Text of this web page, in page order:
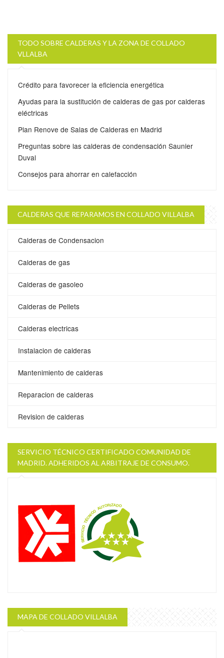
TODO SOBRE CALDERAS Y LA ZONA DE COLLADO
VLLALBA
Crédito para favorecer la eficiencia energética
Ayudas para la sustitución de calderas de gas por calderas
eléctricas
Plan Renove de Salas de Calderas en Madrid
Preguntas sobre las calderas de condensación Saunier
Duval
Consejos para ahorrar en calefacción
CALDERAS QUE REPARAMOS EN COLLADO VILLALBA
Calderas de Condensacion
Calderas de gas
Calderas de gasoleo
Calderas de Pellets
Calderas electricas
Instalacion de calderas
Mantenimiento de calderas
Reparacion de calderas
Revision de calderas
SERVICIO TÉCNICO CERTIFICADO COMUNIDAD DE
MADRID. ADHERIDOS AL ARBITRAJE DE CONSUMO.
MAPA DE COLLADO VILLALBA